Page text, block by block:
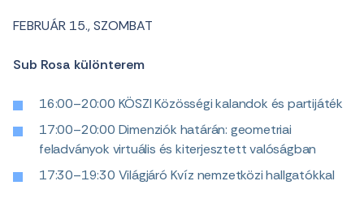
FEBRUÁR 15., SZOMBAT
Sub Rosa különterem
16:00–20:00 KÖSZI Közösségi kalandok és partijáték
17:00–20:00 Dimenziók határán: geometriai
feladványok virtuális és kiterjesztett valóságban
17:30–19:30 Világjáró Kvíz nemzetközi hallgatókkal